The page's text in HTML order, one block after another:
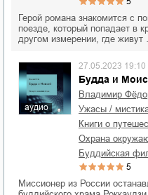
Герой романа знакомится с
поезде, который попадает в
другом измерении, где
аудио
Будда и
27.05.2023 19:10
Владимир
ужасы /
книги о
охрана
буддийская
5
Миссионер из России